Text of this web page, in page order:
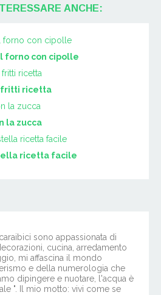
ANCHE:
forno con cipolle
fritti ricetta
la zucca
ricetta facile
sono appassionata di
cucina, arredamento
mi affascina il mondo
e della numerologia che
dipingere e nuotare, l'acqua è
". Il mio motto: vivi come se